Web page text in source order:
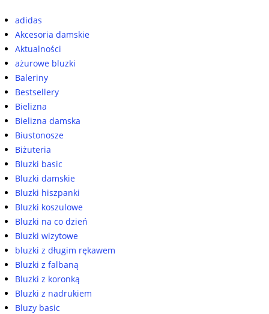
adidas
Akcesoria damskie
Aktualności
ażurowe bluzki
Baleriny
Bestsellery
Bielizna
Bielizna damska
Biustonosze
Biżuteria
Bluzki basic
Bluzki damskie
Bluzki hiszpanki
Bluzki koszulowe
Bluzki na co dzień
Bluzki wizytowe
bluzki z długim rękawem
Bluzki z falbaną
Bluzki z koronką
Bluzki z nadrukiem
Bluzy basic